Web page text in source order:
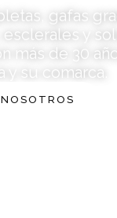
gafas
y
más de 30
y su comarca.